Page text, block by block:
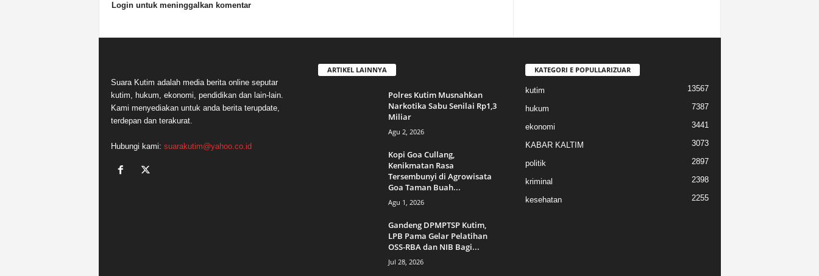
Login untuk meninggalkan komentar
Suara Kutim adalah media berita online seputar
kutim, hukum, ekonomi, pendidikan dan lain-lain.
Kami menyediakan untuk anda berita terupdate,
terdepan dan terakurat.
Hubungi kami: suarakutim@yahoo.co.id
ARTIKEL LAINNYA
Polres Kutim Musnahkan
Narkotika Sabu Senilai Rp1,3
Miliar
Agu 2, 2026
Kopi Goa Cullang,
Kenikmatan Rasa
Tersembunyi di Agrowisata
Goa Taman Buah...
Agu 1, 2026
Gandeng DPMPTSP Kutim,
LPB Pama Gelar Pelatihan
OSS-RBA dan NIB Bagi...
Jul 28, 2026
KATEGORI E POPULLARIZUAR
kutim 13567
hukum 7387
ekonomi 3441
KABAR KALTIM 3073
politik 2897
kriminal 2398
kesehatan 2255